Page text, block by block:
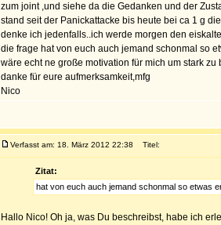
zum joint ,und siehe da die Gedanken und der
stand seit der Panickattacke bis heute bei ca 1 g
denke ich jedenfalls..ich werde morgen den
die frage hat von euch auch jemand schonmal so
wäre echt ne große motivation für mich um stark
danke für eure aufmerksamkeit,mfg
Nico
Verfasst am: 18. März 2012 22:38 Titel:
Zitat:
hat von euch auch jemand schonmal so etwas
Hallo Nico! Oh ja, was Du beschreibst, habe ich